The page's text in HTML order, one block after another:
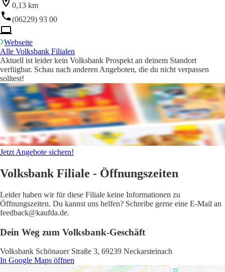
0,13 km
(06229) 93 00
Webseite
Alle Volksbank Filialen
Aktuell ist leider kein Volksbank Prospekt an deinem Standort
verfügbar. Schau nach anderen Angeboten, die du nicht verpassen
solltest!
Jetzt Angebote sichern!
Volksbank Filiale - Öffnungszeiten
Leider haben wir für diese Filiale keine Informationen zu
Öffnungszeiten. Du kannst uns helfen? Schreibe gerne eine E-Mail an
feedback@kaufda.de.
Dein Weg zum Volksbank-Geschäft
Volksbank Schönauer Straße 3, 69239 Neckarsteinach
In Google Maps öffnen